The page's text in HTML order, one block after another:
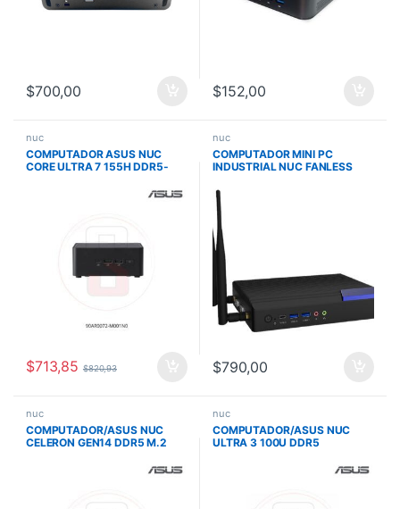
$700,00 $152,00
nuc
COMPUTADOR ASUS NUC
CORE ULTRA 7 155H DDR5-
INCLUYE CABLE 90AR0072-
$713,85 $820,93
nuc
COMPUTADOR MINI PC
INDUSTRIAL NUC FANLESS
$790,00
nuc
COMPUTADOR/ASUS NUC
CELERON GEN14 DDR5 M.2
nuc
COMPUTADOR/ASUS NUC
ULTRA 3 100U DDR5
SLIM 90AR00R2-M00220